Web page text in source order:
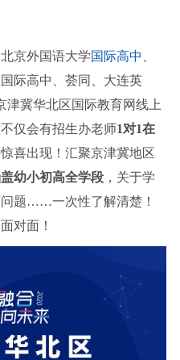
京外国语大学国际高中
际高中、荟同、大连英
冀华北区国际教育网线上
仅会有招生办老师1对1在
喜出现！汇聚京津冀地区
幼小初高全学段，关于学
题……一次性了解清楚！
对面！